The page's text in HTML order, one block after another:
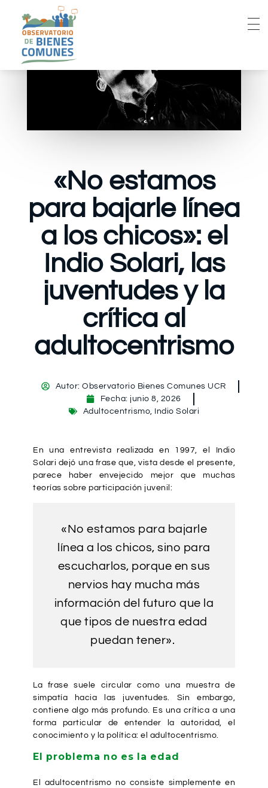
«No estamos
para bajarle línea
a los chicos»: el
Indio Solari, las
juventudes y la
crítica al
adultocentrismo
Autor: Observatorio Bienes Comunes UCR
Fecha: junio 8, 2026
Adultocentrismo, Indio Solari
En una entrevista realizada en 1997, el Indio
Solari dejó una frase que, vista desde el presente,
parece haber envejecido mejor que muchas
teorías sobre participación juvenil:
«No estamos para bajarle
línea a los chicos, sino para
escucharlos, porque en sus
nervios hay mucha más
información del futuro que la
que tipos de nuestra edad
puedan tener».
La frase suele circular como una muestra de
simpatía hacia las juventudes. Sin embargo,
contiene algo más profundo. Es una crítica a una
forma particular de entender la autoridad, el
conocimiento y la política: el adultocentrismo.
El problema no es la edad
El adultocentrismo no consiste simplemente en